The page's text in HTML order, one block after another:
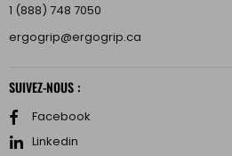
1 (888) 748 7050
ergogrip@ergogrip.ca
SUIVEZ-NOUS :
Facebook
Linkedin